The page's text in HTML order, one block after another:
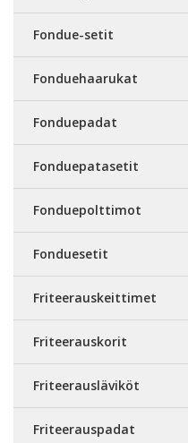
Fondue-setit
Fonduehaarukat
Fonduepadat
Fonduepatasetit
Fonduepolttimot
Fonduesetit
Friteerauskeittimet
Friteerauskorit
Friteerausläviköt
Friteerauspadat